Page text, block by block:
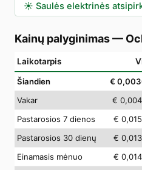
☀️ Saulės elektrinės
Kainų palyginimas—
Laikotarpis
Šiandien €
Vakar
€
Pastarosios 7 dienos
€
Pastarosios 30 dienų
€
Einamasis mėnuo
€